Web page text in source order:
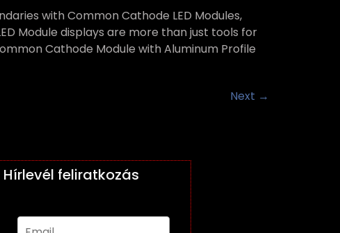
with Common Cathode LED Modules,
Module displays are more than just tools for
Cathode Module with Aluminum Profile
Next →
Hírlevél feliratkozás